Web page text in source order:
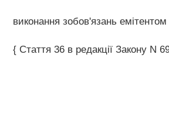
виконання зобов'язань
{ Стаття 36 в редакції Закону N